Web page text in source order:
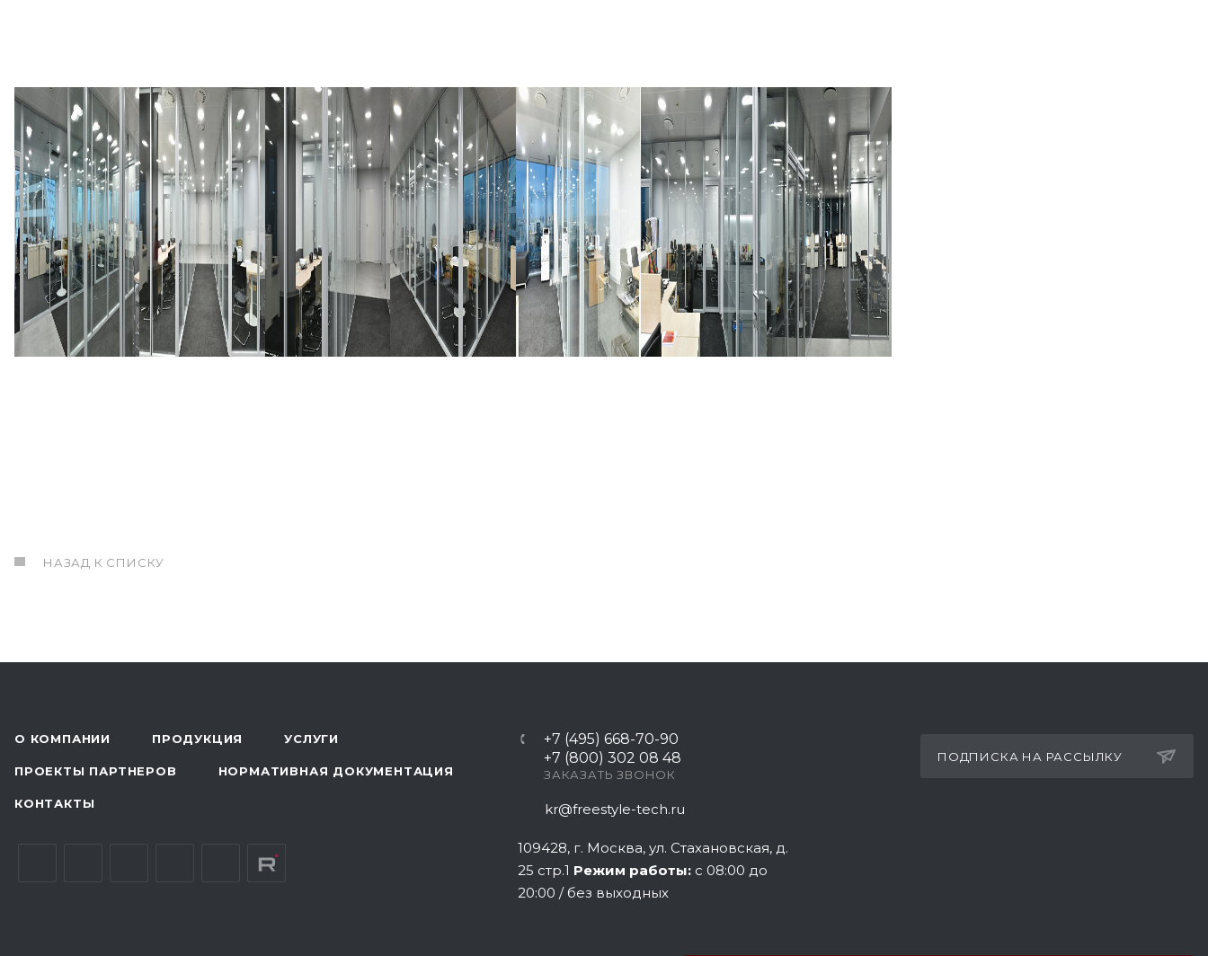
НАЗАД К СПИСКУ
О КОМПАНИИ ПРОДУКЦИЯ УСЛУГИ
ПРОЕКТЫ ПАРТНЕРОВ НОРМАТИВНАЯ ДОКУМЕНТАЦИЯ
КОНТАКТЫ
+7 (495) 668-70-90
+7 (800) 302 08 48
ЗАКАЗАТЬ ЗВОНОК
kr@freestyle-tech.ru
109428, г. Москва, ул. Стахановская, д.
25 стр.1 Режим работы: с 08:00 до
20:00 / без выходных
ПОДПИСКА НА РАССЫЛКУ